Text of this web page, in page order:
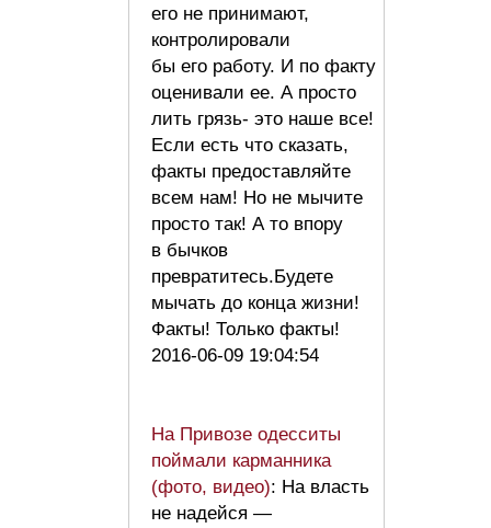
его не принимают,
контролировали
бы его работу. И по факту
оценивали ее. А просто
лить грязь- это наше все!
Если есть что сказать,
факты предоставляйте
всем нам! Но не мычите
просто так! А то впору
в бычков
превратитесь.Будете
мычать до конца жизни!
Факты! Только факты!
2016-06-09 19:04:54
На Привозе одесситы
поймали карманника
(фото, видео): На власть
не надейся —